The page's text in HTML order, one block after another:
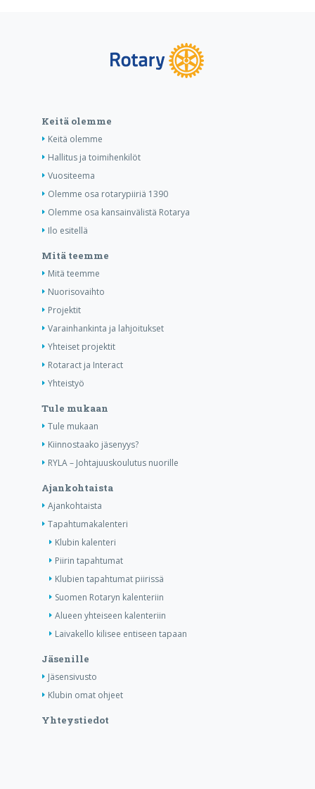
Keitä olemme
Keitä olemme
Hallitus ja toimihenkilöt
Vuositeema
Olemme osa rotarypiiriä 1390
Olemme osa kansainvälistä Rotarya
Ilo esitellä
Mitä teemme
Mitä teemme
Nuorisovaihto
Projektit
Varainhankinta ja lahjoitukset
Yhteiset projektit
Rotaract ja Interact
Yhteistyö
Tule mukaan
Tule mukaan
Kiinnostaako jäsenyys?
RYLA – Johtajuuskoulutus nuorille
Ajankohtaista
Ajankohtaista
Tapahtumakalenteri
Klubin kalenteri
Piirin tapahtumat
Klubien tapahtumat piirissä
Suomen Rotaryn kalenteriin
Alueen yhteiseen kalenteriin
Laivakello kilisee entiseen tapaan
Jäsenille
Jäsensivusto
Klubin omat ohjeet
Yhteystiedot